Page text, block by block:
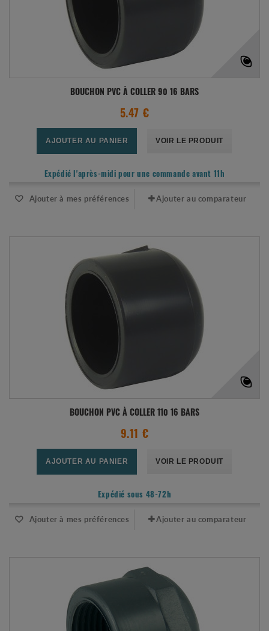
BOUCHON PVC À COLLER 90 16 BARS
5.47 €
AJOUTER AU PANIER VOIR LE PRODUIT
Expédié l'après-midi pour une commande avant 11h
Ajouter à mes préférences Ajouter au comparateur
BOUCHON PVC À COLLER 110 16 BARS
9.11 €
AJOUTER AU PANIER VOIR LE PRODUIT
Expédié sous 48-72h
Ajouter à mes préférences Ajouter au comparateur